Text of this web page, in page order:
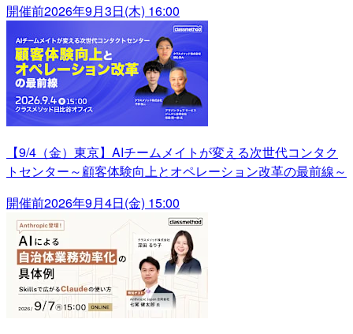
開催前2026年9月3日(木) 16:00
【9/4（金）東京】AIチームメイトが変える次世代コンタク
トセンター～顧客体験向上とオペレーション改革の最前線～
開催前2026年9月4日(金) 15:00